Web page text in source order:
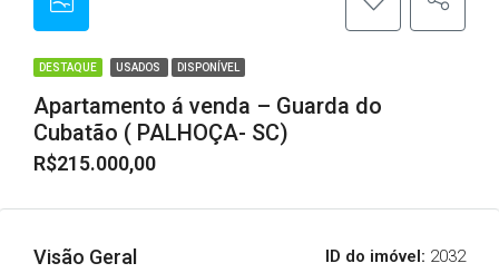
DESTAQUE USADOS DISPONÍVEL
Apartamento á venda – Guarda do
Cubatão ( PALHOÇA- SC)
R$215.000,00
Visão Geral ID do imóvel: 2032